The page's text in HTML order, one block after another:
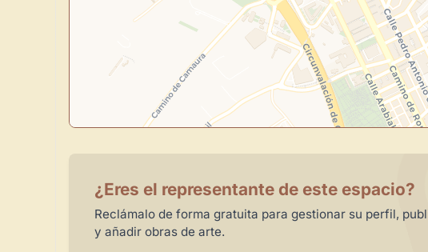
¿Eres el representante de este espacio?
Reclámalo de forma gratuita para gestionar su perfil,
y añadir obras de arte.